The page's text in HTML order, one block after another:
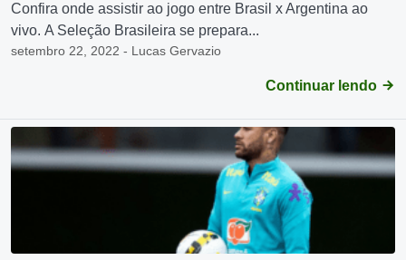
Confira onde assistir ao jogo entre Brasil x Argentina ao
vivo. A Seleção Brasileira se prepara...
setembro 22, 2022 - Lucas Gervazio
Continuar lendo